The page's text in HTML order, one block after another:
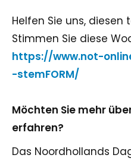
Helfen Sie uns, diesen
Stimmen Sie diese
https://www.not-
-stemFORM/
Möchten Sie mehr
erfahren?
Das Noordhollands